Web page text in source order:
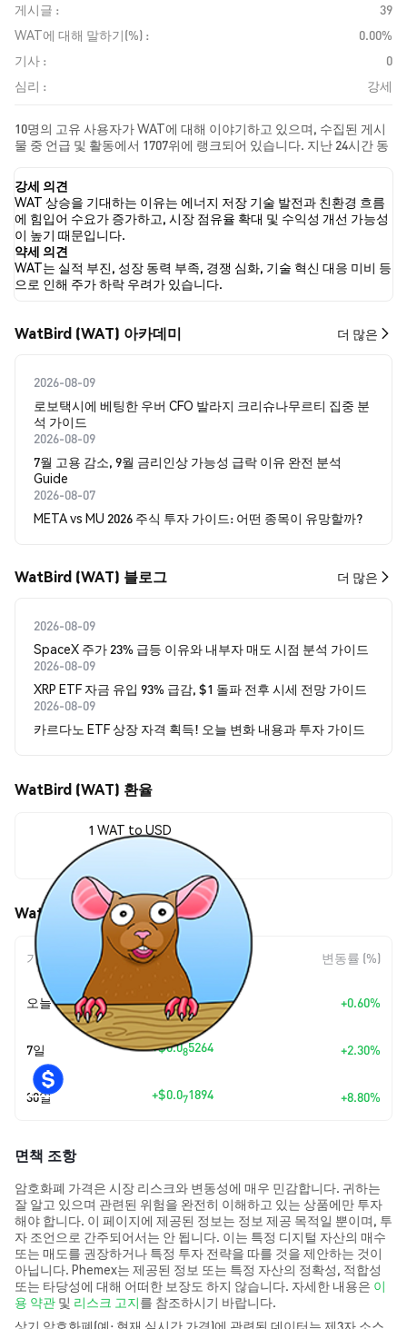
게시글 :
39
WAT에 대해 말하기(%) :
0.00%
기사 :
0
심리 :
강세
10명의 고유 사용자가 WAT에 대해 이야기하고 있으며, 수집된 게시
물 중 언급 및 활동에서 1707위에 랭크되어 있습니다. 지난 24시간 동
으로, WAT에 대한 뉴스 기사 0건이 게시되었습니다. 트위터에서는
34.21%의 트윗이 강세 감정을, 10.53%의 트윗이 약세 감정을 보였습
니다. 55.26%의 트윗은 WAT에 대해 중립적인 감정을 나타냈습니다.
이 감정 분석은 38개의 트윗을 기반으로 합니다.
강세 의견
WAT 상승을 기대하는 이유는 에너지 저장 기술 발전과 친환경 흐름
에 힘입어 수요가 증가하고, 시장 점유율 확대 및 수익성 개선 가능성
이 높기 때문입니다.
약세 의견
WAT는 실적 부진, 성장 동력 부족, 경쟁 심화, 기술 혁신 대응 미비 등
으로 인해 주가 하락 우려가 있습니다.
WatBird (WAT) 아카데미 더 많은
2026-08-09
로보택시에 베팅한 우버 CFO 발라지 크리슈나무르티 집중 분
석 가이드
2026-08-09
7월 고용 감소, 9월 금리인상 가능성 급락 이유 완전 분석
Guide
2026-08-07
META vs MU 2026 주식 투자 가이드: 어떤 종목이 유망할까?
WatBird (WAT) 블로그 더 많은
2026-08-09
SpaceX 주가 23% 급등 이유와 내부자 매도 시점 분석 가이드
2026-08-09
XRP ETF 자금 유입 93% 급감, $1 돌파 전후 시세 전망 가이드
2026-08-09
카르다노 ETF 상장 자격 획득! 오늘 변화 내용과 투자 가이드
WatBird (WAT) 환율
1 WAT to USD
WatBird (WAT) 가격 움직임
기간 변동 폭 변동률 (%)
오늘 +$0.081396 +0.60%
7일 +$0.085264 +2.30%
30일 +$0.071894 +8.80%
면책 조항
암호화폐 가격은 시장 리스크와 변동성에 매우 민감합니다. 귀하는
잘 알고 있으며 관련된 위험을 완전히 이해하고 있는 상품에만 투자
해야 합니다. 이 페이지에 제공된 정보는 정보 제공 목적일 뿐이며, 투
자 조언으로 간주되어서는 안 됩니다. 이는 특정 디지털 자산의 매수
또는 매도를 권장하거나 특정 투자 전략을 따를 것을 제안하는 것이
아닙니다. Phemex는 제공된 정보 또는 특정 자산의 정확성, 적합성
또는 타당성에 대해 어떠한 보장도 하지 않습니다. 자세한 내용은 이
용 약관 및 리스크 고지를 참조하시기 바랍니다.
상기 암호화폐(예: 현재 실시간 가격)에 관련된 데이터는 제3자 소스